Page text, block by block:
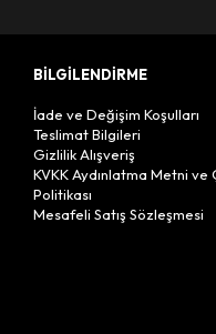
BİLGİLENDİRME
İade ve Değişim Koşulları
Teslimat Bilgileri
Gizlilik Alışveriş
KVKK Aydınlatma Metni ve
Politikası
Mesafeli Satış Sözleşmesi